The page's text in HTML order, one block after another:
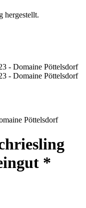
hergestellt.
*